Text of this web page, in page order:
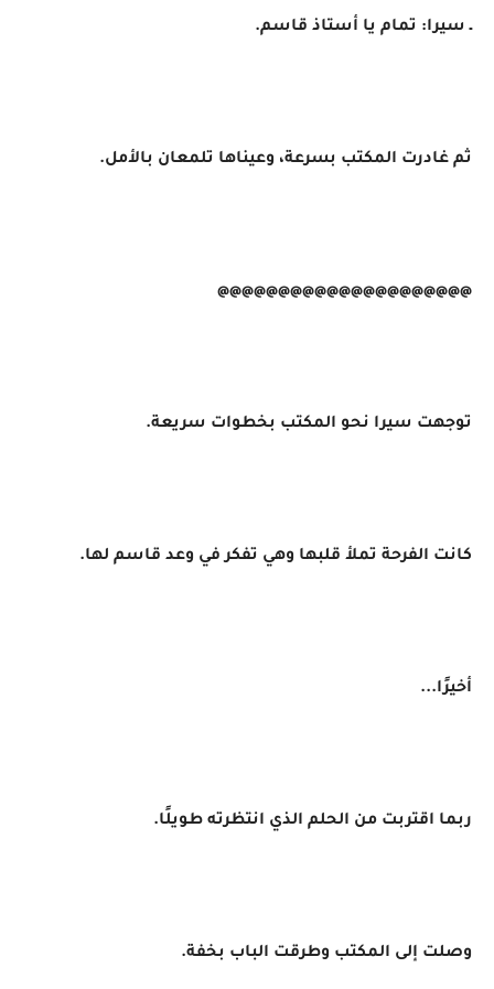
ـ سيرا: تمام يا أستاذ قاسم.
ثم غادرت المكتب بسرعة، وعيناها تلمعان بالأمل.
@@@@@@@@@@@@@@@@@@@@@
توجهت سيرا نحو المكتب بخطوات سريعة.
كانت الفرحة تملأ قلبها وهي تفكر في وعد قاسم لها.
أخيرًا...
ربما اقتربت من الحلم الذي انتظرته طويلًا.
وصلت إلى المكتب وطرقت الباب بخفة.